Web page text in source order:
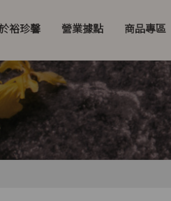
裕珍馨 營業據點 商品專區